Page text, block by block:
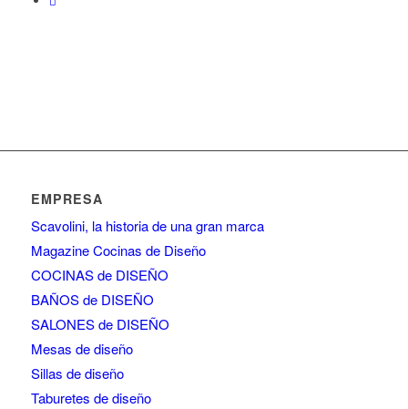
EMPRESA
Scavolini, la historia de una gran marca
Magazine Cocinas de Diseño
COCINAS de DISEÑO
BAÑOS de DISEÑO
SALONES de DISEÑO
Mesas de diseño
Sillas de diseño
Taburetes de diseño